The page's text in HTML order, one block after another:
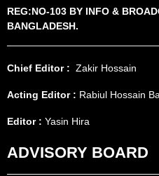
REG:NO-103 BY INFO &
BANGLADESH.
Chief Editor : Zakir Hossain
Acting Editor : Rabiul Hossain
Editor : Yasin Hira
ADVISORY BOARD